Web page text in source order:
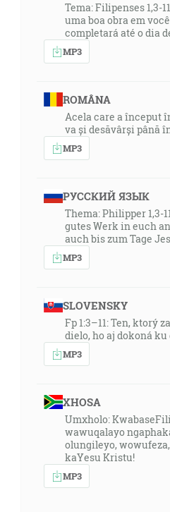
Tema: Filipenses 1,3-
uma boa obra em
completará até o dia
MP3
ROMÂNA
Acela care a început
va și desăvârși până
MP3
РУССКИЙ ЯЗЫК
Thema: Philipper 1,3-
gutes Werk in euch
auch bis zum Tage
MP3
SLOVENSKY
Fp 1:3–11: Ten, ktorý
dielo, ho aj dokoná
MP3
XHOSA
Umxholo:
wawuqalayo
olungileyo,
kaYesu Kristu!
MP3